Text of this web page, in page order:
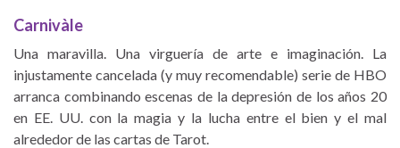
Carnivàle
Una maravilla. Una virguería de arte e imaginación. La
injustamente cancelada (y muy recomendable) serie de HBO
arranca combinando escenas de la depresión de los años 20
en EE. UU. con la magia y la lucha entre el bien y el mal
alrededor de las cartas de Tarot.